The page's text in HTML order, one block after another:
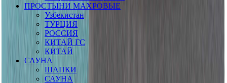
ПРОСТЫНИ МАХРОВЫЕ
Узбекистан
ТУРЦИЯ
РОССИЯ
КИТАЙ ГС
КИТАЙ
САУНА
ШАПКИ
САУНА